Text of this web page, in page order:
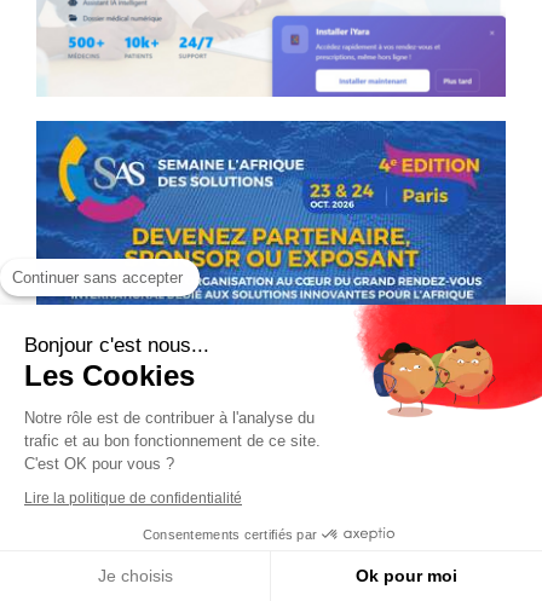
Continuer sans accepter
Bonjour c'est nous...
Les Cookies
Notre rôle est de contribuer à l'analyse du
trafic et au bon fonctionnement de ce site.
C'est OK pour vous ?
Lire la politique de confidentialité
Consentements certifiés par
Je choisis Ok pour moi